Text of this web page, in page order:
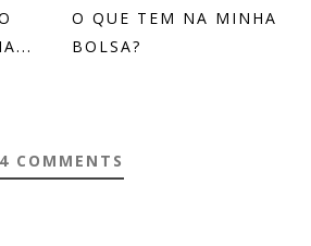
O QUE TEM NA MINHA
BOLSA?
4 COMMENTS